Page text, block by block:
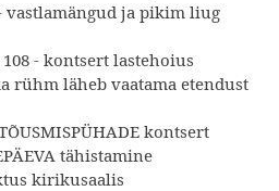
vastlamängud ja pikim liug
- kontsert lastehoius
rühm läheb vaatama etendust
kontsert
tähistamine
kirikusaalis